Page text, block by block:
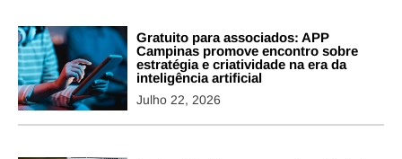
Gratuito para associados: APP
Campinas promove encontro sobre
estratégia e criatividade na era da
inteligência artificial
Julho 22, 2026